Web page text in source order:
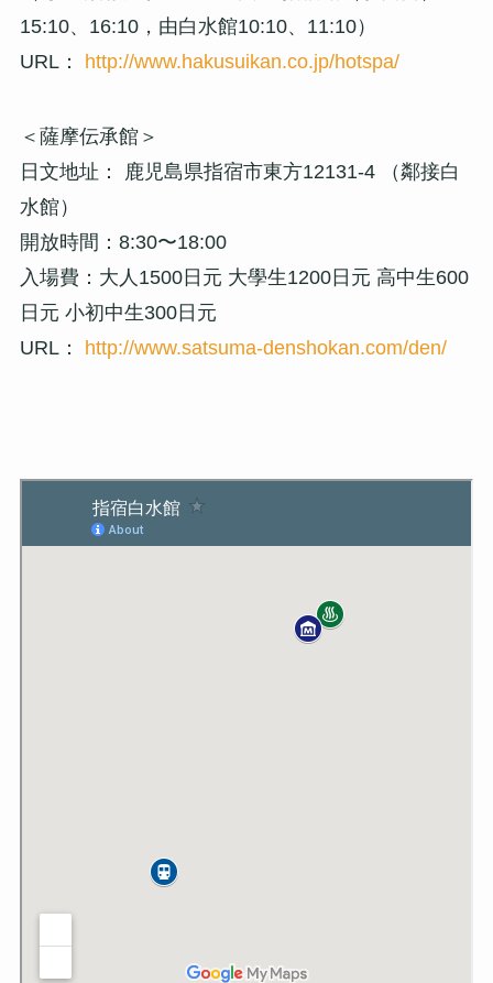
15:10、16:10，由白水館10:10、11:10）
URL： http://www.hakusuikan.co.jp/hotspa/
＜薩摩伝承館＞
日文地址： 鹿児島県指宿市東方12131-4 （鄰接白
水館）
開放時間：8:30〜18:00
入場費：大人1500日元 大學生1200日元 高中生600
日元 小初中生300日元
URL： http://www.satsuma-denshokan.com/den/